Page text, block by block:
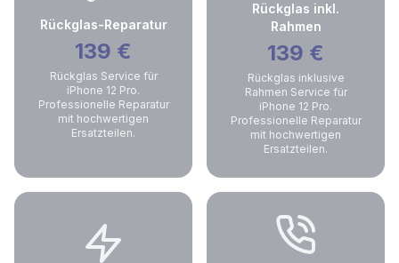
Rückglas-Reparatur
139 €
Rückglas Service für
iPhone 12 Pro.
Professionelle Reparatur
mit hochwertigen
Ersatzteilen.
Rückglas inkl.
Rahmen
139 €
Rückglas inklusive
Rahmen Service für
iPhone 12 Pro.
Professionelle Reparatur
mit hochwertigen
Ersatzteilen.